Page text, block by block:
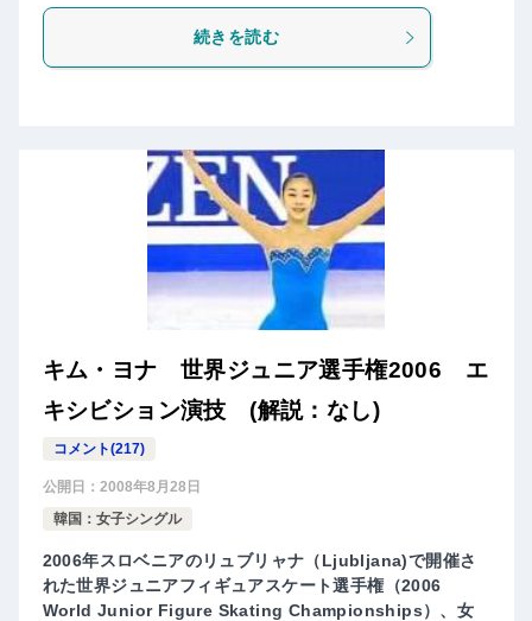
続きを読む
キム・ヨナ 世界ジュニア選手権2006 エ
キシビション演技 (解説：なし)
コメント(217)
公開日： 2008年8月28日
韓国：女子シングル
2006年スロベニアのリュブリャナ（Ljubljana)で開催さ
れた世界ジュニアフィギュアスケート選手権（2006
World Junior Figure Skating Championships）、女